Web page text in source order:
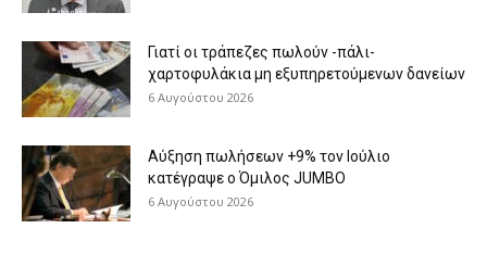
Γιατί οι τράπεζες πωλούν -πάλι-
χαρτοφυλάκια μη εξυπηρετούμενων δανείων
6 Αυγούστου 2026
Aύξηση πωλήσεων +9% τον Ιούλιο
κατέγραψε ο Όμιλος JUMBO
6 Αυγούστου 2026